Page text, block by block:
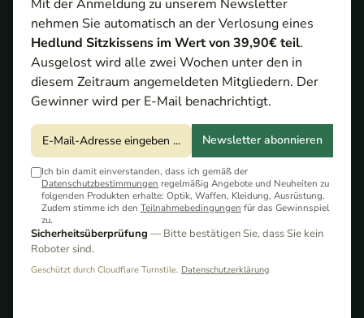
Mit der Anmeldung zu unserem Newsletter
nehmen Sie automatisch an der Verlosung eines
Hedlund Sitzkissens im Wert von 39,90€ teil.
Ausgelost wird alle zwei Wochen unter den in
diesem Zeitraum angemeldeten Mitgliedern. Der
Gewinner wird per E-Mail benachrichtigt.
Newsletter abonnieren
Ich bin damit einverstanden, dass ich gemäß der
Datenschutzbestimmungen regelmäßig Angebote und Neuheiten zu
folgenden Produkten erhalte: Optik, Waffen, Kleidung, Ausrüstung.
Zudem stimme ich den Teilnahmebedingungen für das Gewinnspiel
zu.
Sicherheitsüberprüfung — Bitte bestätigen Sie, dass Sie kein
Roboter sind.
Geschützt durch Cloudflare Turnstile. Datenschutzerklärung
Meopta MeoHunter
R5 3-15x50 RD
Kostenloser Versand